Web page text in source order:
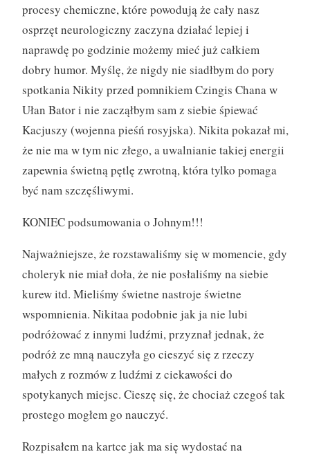
procesy chemiczne, które powodują że cały nasz
osprzęt neurologiczny zaczyna działać lepiej i
naprawdę po godzinie możemy mieć już całkiem
dobry humor. Myślę, że nigdy nie siadłbym do pory
spotkania Nikity przed pomnikiem Czingis Chana w
Ułan Bator i nie zacząłbym sam z siebie śpiewać
Kacjuszy (wojenna pieśń rosyjska). Nikita pokazał mi,
że nie ma w tym nic złego, a uwalnianie takiej energii
zapewnia świetną pętlę zwrotną, która tylko pomaga
być nam szczęśliwymi.
KONIEC podsumowania o Johnym!!!
Najważniejsze, że rozstawaliśmy się w momencie, gdy
choleryk nie miał doła, że nie posłaliśmy na siebie
kurew itd. Mieliśmy świetne nastroje świetne
wspomnienia. Nikitaa podobnie jak ja nie lubi
podróżować z innymi ludźmi, przyznał jednak, że
podróż ze mną nauczyła go cieszyć się z rzeczy
małych z rozmów z ludźmi z ciekawości do
spotykanych miejsc. Cieszę się, że chociaż czegoś tak
prostego mogłem go nauczyć.
Rozpisałem na kartce jak ma się wydostać na